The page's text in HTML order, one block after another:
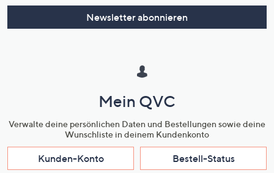
Newsletter abonnieren
Mein QVC
Verwalte deine persönlichen Daten und Bestellungen sowie deine
Wunschliste in deinem Kundenkonto
Kunden-Konto Bestell-Status